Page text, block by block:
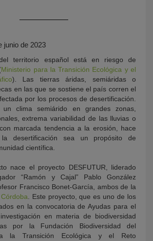
junio de 2023
territorio español está en riesgo de
Ministerio para la Transición Ecológica y el
). Las tierras áridas, semiáridas o
en las que se sostiene el país corren el
por los procesos de desertificación.
clima semiárido en grandes zonas,
extrema variabilidad de las lluvias o
marcada tendencia a la erosión, hace
desertificación sea un propósito de
científica.
nace el proyecto DESFUTUR, liderado
“Ramón y Cajal” Pablo González
Francisco Bonet-García, ambos de la
. Este proyecto, que es uno de los
en la convocatoria de Ayudas para el
en materia de biodiversidad
por la Fundación Biodiversidad del
la Transición Ecológica y el Reto